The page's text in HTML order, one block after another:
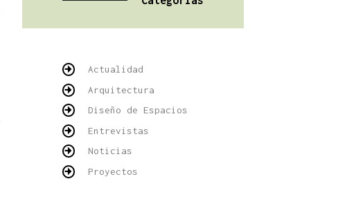
Actualidad
Arquitectura
Diseño de Espacios
Entrevistas
Noticias
Proyectos